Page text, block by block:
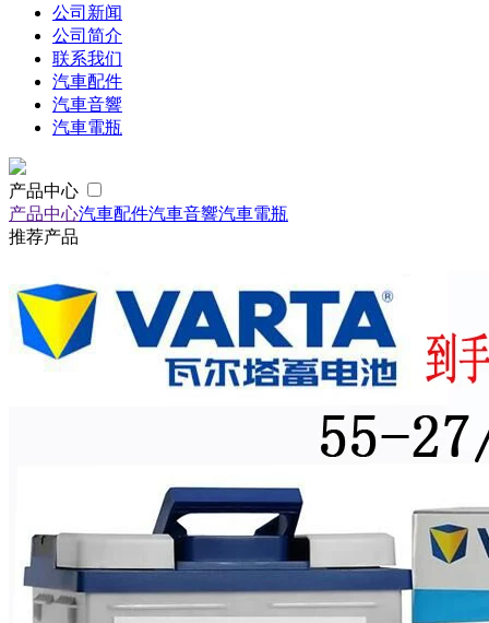
公司新闻
公司简介
联系我们
汽車配件
汽車音響
汽車電瓶
产品中心
产品中心汽車配件汽車音響汽車電瓶
推荐产品